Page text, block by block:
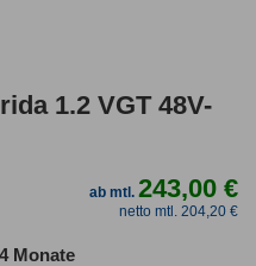
1.2 VGT 48V-
ab mtl.243,00 €
netto mtl. 204,20 €
Monate